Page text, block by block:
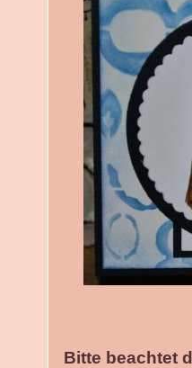
Bitte beachtet